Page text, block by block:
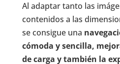
Al adaptar tanto las
contenidos a las
se consigue una
cómoda y sencilla,
de carga y también la